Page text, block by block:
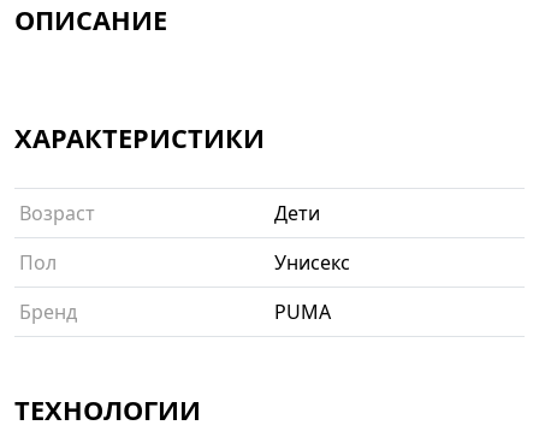
ОПИСАНИЕ
ХАРАКТЕРИСТИКИ
Возраст
Дети
Пол
Унисекс
Бренд
PUMA
ТЕХНОЛОГИИ